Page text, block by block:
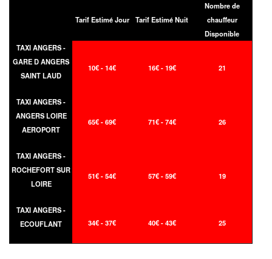
Tarif Estimé Jour Tarif Estimé Nuit
Nombre de
chauffeur
Disponible
TAXI ANGERS -
GARE D ANGERS
SAINT LAUD
10€ - 14€ 16€ - 19€ 21
TAXI ANGERS -
ANGERS LOIRE
AEROPORT
65€ - 69€ 71€ - 74€ 26
TAXI ANGERS -
ROCHEFORT SUR
LOIRE
51€ - 54€ 57€ - 59€ 19
TAXI ANGERS -
ECOUFLANT
34€ - 37€ 40€ - 43€ 25